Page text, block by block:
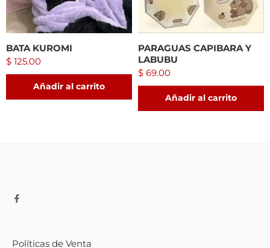
BATA KUROMI
$ 125.00
Añadir al carrito
PARAGUAS CAPIBARA Y
LABUBU
$ 69.00
Añadir al carrito
Políticas de Venta